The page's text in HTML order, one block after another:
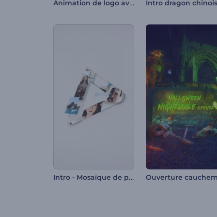
Animation de logo avec montgolfière Intro dragon
Intro - Mosaïque de photos